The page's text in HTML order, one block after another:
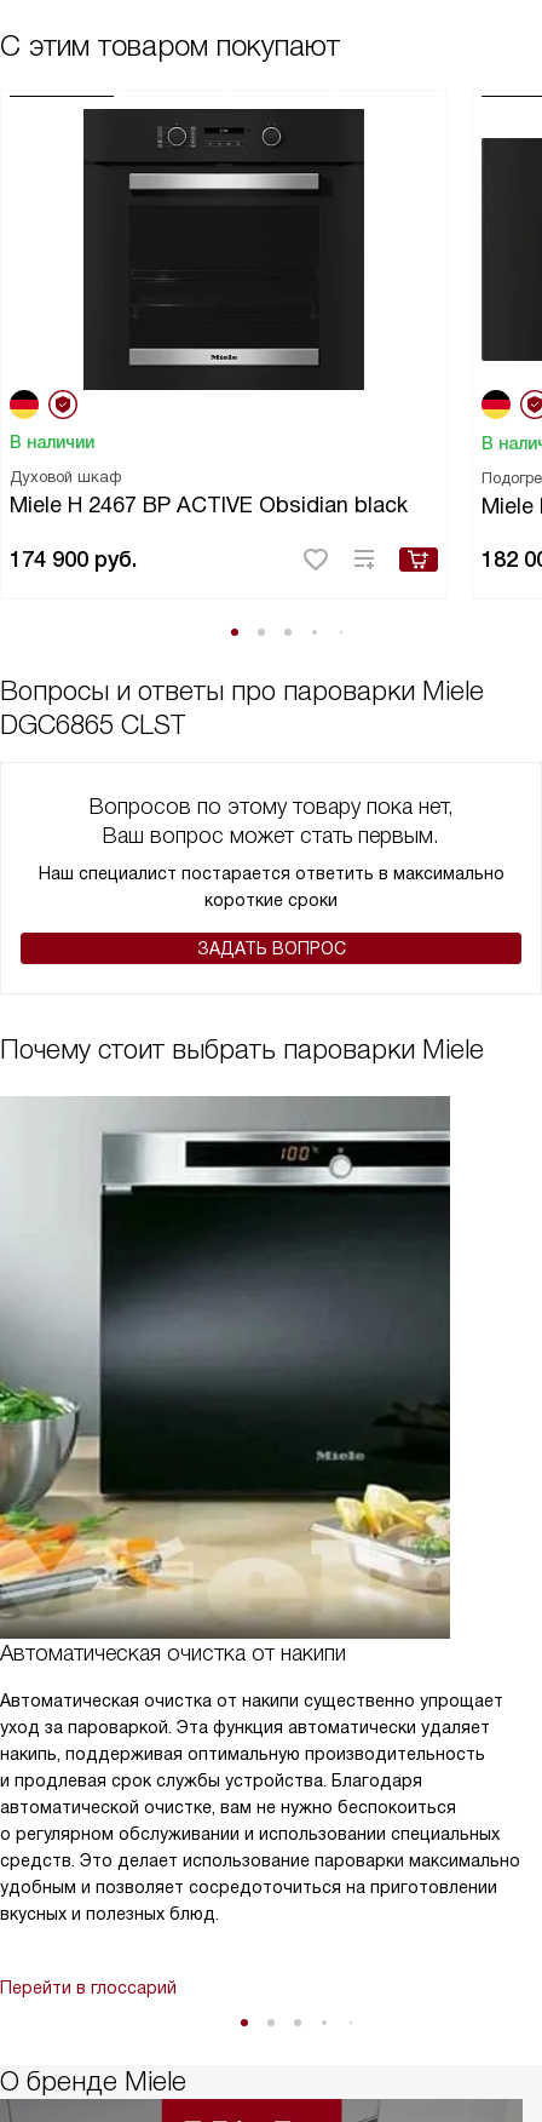
С этим товаром покупают
В наличии
Духовой шкаф
Miele H 2467 BP ACTIVE Obsidian black
174 900 руб.
В
Miele
182
Вопросы и ответы про пароварки Miele
DGC6865 CLST
Вопросов по этому товару пока нет,
Ваш вопрос может стать первым.
Наш специалист постарается ответить в максимально
короткие сроки
ЗАДАТЬ ВОПРОС
Почему стоит выбрать пароварки Miele
Автоматическая очистка от накипи
Автоматическая очистка от накипи существенно упрощает
уход за пароваркой. Эта функция автоматически удаляет
накипь, поддерживая оптимальную производительность
и продлевая срок службы устройства. Благодаря
автоматической очистке, вам не нужно беспокоиться
о регулярном обслуживании и использовании специальных
средств. Это делает использование пароварки максимально
удобным и позволяет сосредоточиться на приготовлении
вкусных и полезных блюд.
Перейти в глоссарий
О бренде Miele